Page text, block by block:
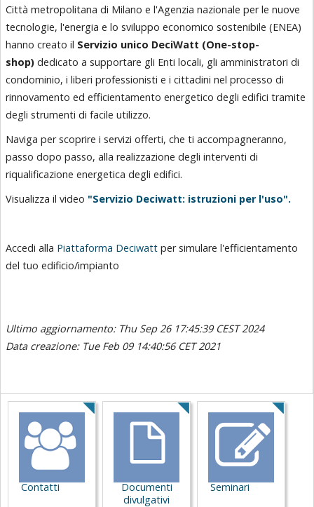
Città metropolitana di Milano e l'Agenzia nazionale per le nuove
tecnologie, l'energia e lo sviluppo economico sostenibile (ENEA)
hanno creato il Servizio unico DeciWatt (One-stop-
shop) dedicato a supportare gli Enti locali, gli amministratori di
condominio, i liberi professionisti e i cittadini nel processo di
rinnovamento ed efficientamento energetico degli edifici tramite
degli strumenti di facile utilizzo.
Naviga per scoprire i servizi offerti, che ti accompagneranno,
passo dopo passo, alla realizzazione degli interventi di
riqualificazione energetica degli edifici.
Visualizza il video "Servizio Deciwatt: istruzioni per l'uso".
Accedi alla Piattaforma Deciwatt per simulare l'efficientamento
del tuo edificio/impianto
Ultimo aggiornamento: Thu Sep 26 17:45:39 CEST 2024
Data creazione: Tue Feb 09 14:40:56 CET 2021
Servizi
Contatti
Documenti
divulgativi
Seminari